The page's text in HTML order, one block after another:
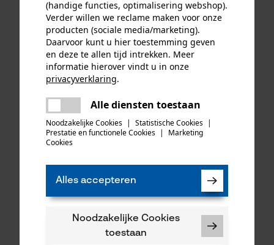
KOX zaagkettingen half
geschikt voor Husqvarna
35,49 €*
(handige functies, optimalisering webshop).
Verder willen we reclame maken voor onze
producten (sociale media/marketing).
Daarvoor kunt u hier toestemming geven
en deze te allen tijd intrekken. Meer
informatie hierover vindt u in onze
privacyverklaring.
Alle diensten toestaan
Noodzakelijke Cookies | Statistische Cookies |
Prestatie en functionele Cookies |
Marketing
Cookies
Alles accepteren
Noodzakelijke Cookies
toestaan
Er is een fout opgetreden. Gelieve
het opnieuw te proberen.
delen
mail